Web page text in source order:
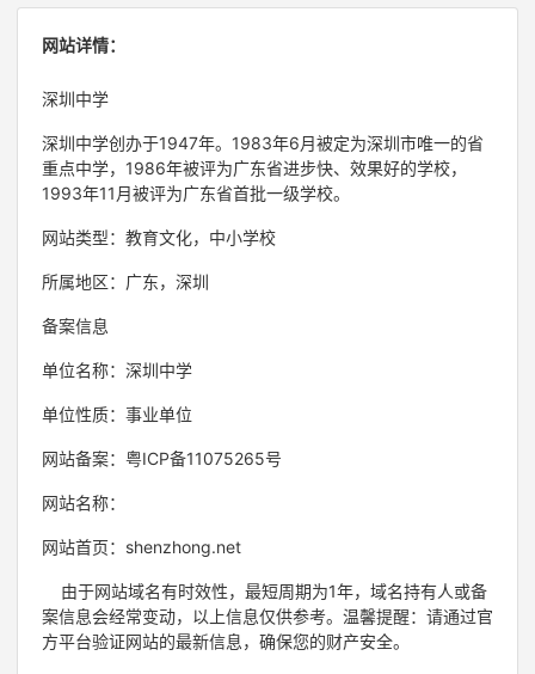
网站详情：
深圳中学
深圳中学创办于1947年。1983年6月被定为深圳市唯一的省
重点中学，1986年被评为广东省进步快、效果好的学校，
1993年11月被评为广东省首批一级学校。
网站类型：教育文化，中小学校
所属地区：广东，深圳
备案信息
单位名称：深圳中学
单位性质：事业单位
网站备案：粤ICP备11075265号
网站名称：
网站首页：shenzhong.net
由于网站域名有时效性，最短周期为1年，域名持有人或备
案信息会经常变动，以上信息仅供参考。温馨提醒：请通过官
方平台验证网站的最新信息，确保您的财产安全。